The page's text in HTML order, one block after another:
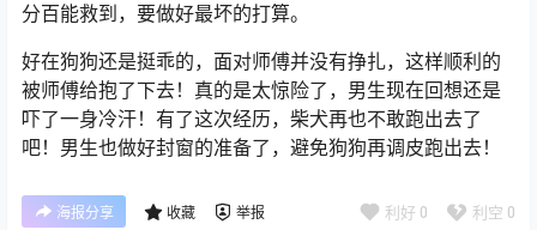
分百能救到，要做好最坏的打算。
好在狗狗还是挺乖的，面对师傅并没有挣扎，这样顺利的
被师傅给抱了下去！真的是太惊险了，男生现在回想还是
吓了一身冷汗！有了这次经历，柴犬再也不敢跑出去了
吧！男生也做好封窗的准备了，避免狗狗再调皮跑出去！
海报分享 收藏 举报 利好 0 利空 0